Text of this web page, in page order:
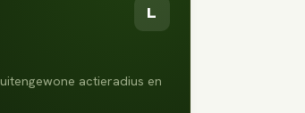
L
actieradius en